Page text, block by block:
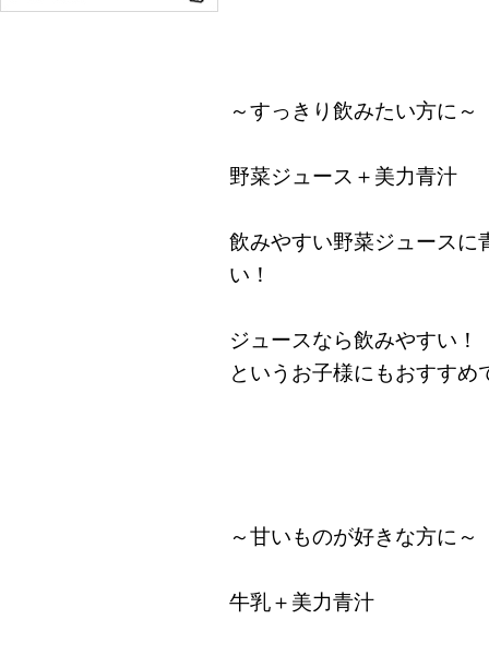
～すっきり飲みたい方に～
野菜ジュース＋美力青汁
飲みやすい野菜ジュースに
い！
ジュースなら飲みやすい！
というお子様にもおすすめ
～甘いものが好きな方に～
牛乳＋美力青汁